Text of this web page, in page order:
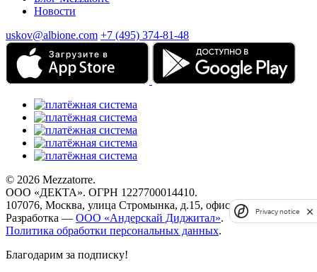
Новости
uskov@albione.com +7 (495) 374-81-48
© 2026 Mezzatorre.
ООО «ДЕКТА». ОГРН 1227700014410.
107076, Москва, улица Стромынка, д.15, офис 67.
Разработка — ООО «Андерскай Диджитал».
Политика обработки персональных данных.
Благодарим за подписку!
Privacy notice